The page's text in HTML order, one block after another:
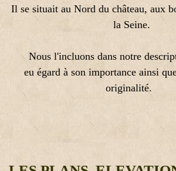
Il se situait au Nord du château, aux
la Seine.
Nous l'incluons dans notre
eu égard à son importance ainsi
originalité.